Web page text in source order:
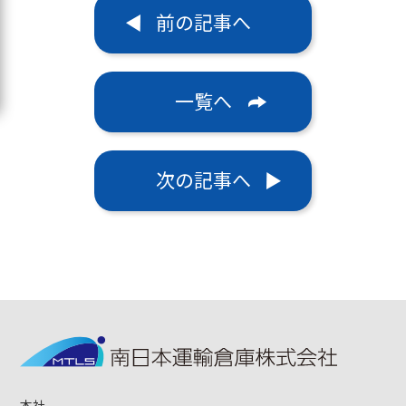
前の記事へ
一覧へ
次の記事へ